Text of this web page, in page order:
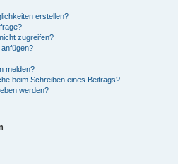
erstellen?
zugreifen?
melden?
beim Schreiben eines Beitrags?
werden?